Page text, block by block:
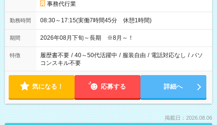
事務代行業
勤務時間 08:30～17:15(実働7時間45分 休憩1時間)
期間 2026年08月下旬～長期 ※8月～！
特徴 履歴書不要 / 40～50代活躍中 / 服装自由 / 電話対応なし / パソ
コンスキル不要
気になる！ 応募する 詳細へ
掲載日：2026.08.06